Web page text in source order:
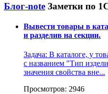
Блог-note Заметки по
Вывести товары в
и разделив на секции.
Задача: В каталоге, у
с названием "Тип
значения свойства вне...
Просмотров: 2946